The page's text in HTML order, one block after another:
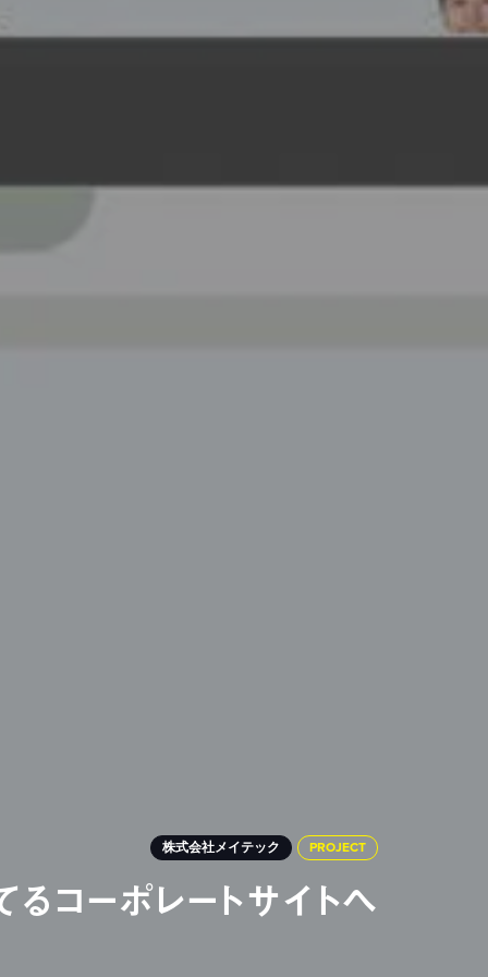
株式会社メイテック PROJECT
コーポレートサイトへ